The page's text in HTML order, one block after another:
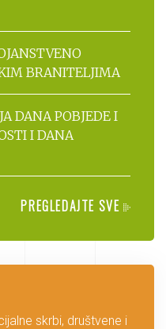
BRANITELJIMA
DANA POBJEDE I
I DANA
PREGLEDAJTE SVE
skrbi, društvene i